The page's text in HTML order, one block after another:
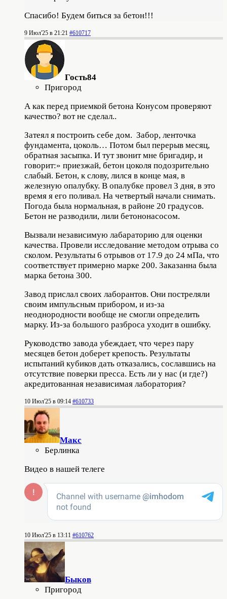
Спасибо! Будем биться за бетон!!!
9 Июл'25 в 21:21 #610717
Гость84
Пригород
А как перед приемкой бетона Конусом проверяют
качество? вот не сделал..
Затеял я построить себе дом. Забор, ленточка
фундамента, цоколь… Потом был перерыв месяц,
обратная засыпка. И тут звонит мне бригадир, и
говорит:» приезжай, бетон цоколя подозрительно
слабый. Бетон, к слову, лился в конце мая, в
железную опалубку. В опалубке провел 3 дня, в это
время я его поливал. На четвертый начали снимать.
Погода была нормальная, в районе 20 градусов.
Бетон не разводили, лили бетононасосом.
Вызвали независимую лабараторию для оценки
качества. Провели исследование методом отрыва со
сколом. Результаты 6 отрывов от 17.9 до 24 мПа, что
соответствует примерно марке 200. Заказанна была
марка бетона 300.
Завод прислал своих лаборантов. Они постреляли
своим импульсным прибором, и из-за
неоднородности вообще не смогли определить
марку. Из-за большого разброса уходит в ошибку.
Руководство завода убеждает, что через пару
месяцев бетон доберет крепость. Результаты
испытаний кубиков дать отказались, сославшись на
отсутствие поверки пресса. Есть ли у нас (и где?)
акредитованная независимая лаборатория?
10 Июл'25 в 09:14 #610733
Макс
Берлинка
Видео в нашей телеге
10 Июл'25 в 13:11 #610762
Быков
Пригород